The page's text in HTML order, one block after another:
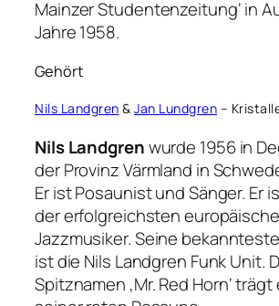
Mainzer Studentenzeitung‘ in
Jahre 1958.
Gehört
Nils Landgren & Jan Lundgren –
Nils Landgrenwurde 1956 in
der Provinz Värmland in
Er ist Posaunist und Sänger. Er
der erfolgreichsten
Jazzmusiker. Seine
ist die Nils Landgren Funk Unit.
Spitznamen ‚Mr. Red Horn‘